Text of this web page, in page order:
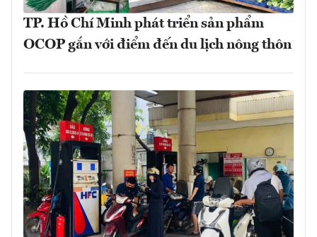
TP. Hồ Chí Minh phát triển sản phẩm
OCOP gắn với điểm đến du lịch nông thôn